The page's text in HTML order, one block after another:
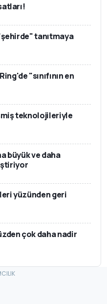
tanıtmaya
"sınıfının en
teknolojileriyle
büyük ve daha
yüzünden geri
çok daha nadir